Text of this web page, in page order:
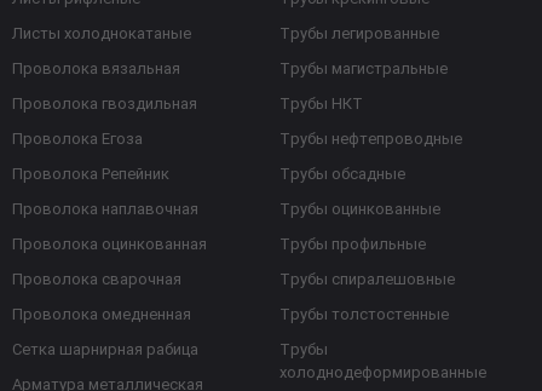
Листы холоднокатаные
Проволока вязальная
Проволока гвоздильная
Проволока Егоза
Проволока Репейник
Проволока наплавочная
Проволока оцинкованная
Проволока сварочная
Проволока омедненная
Сетка шарнирная рабица
Арматура металлическая
Трубы легированные
Трубы магистральные
Трубы НКТ
Трубы нефтепроводные
Трубы обсадные
Трубы оцинкованные
Трубы профильные
Трубы спиралешовные
Трубы толстостенные
Трубы
холоднодеформированные